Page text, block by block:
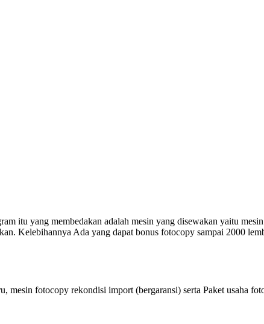
itu yang membedakan adalah mesin yang disewakan yaitu
Kelebihannya Ada yang dapat bonus fotocopy sampai 2000
fotocopy rekondisi import (bergaransi) serta Paket usaha